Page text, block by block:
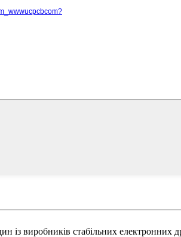
виробників стабільних електронних